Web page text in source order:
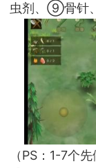
虫剂、⑨骨针
（PS：1-7个